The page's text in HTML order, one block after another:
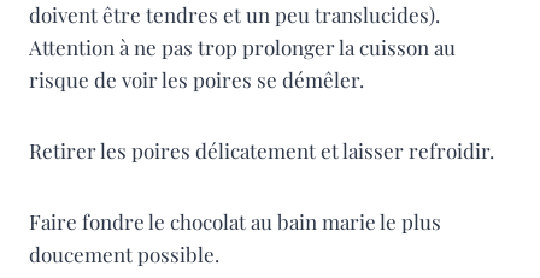
doivent être tendres et un peu translucides).
Attention à ne pas trop prolonger la cuisson au
risque de voir les poires se démêler.
Retirer les poires délicatement et laisser refroidir.
Faire fondre le chocolat au bain marie le plus
doucement possible.